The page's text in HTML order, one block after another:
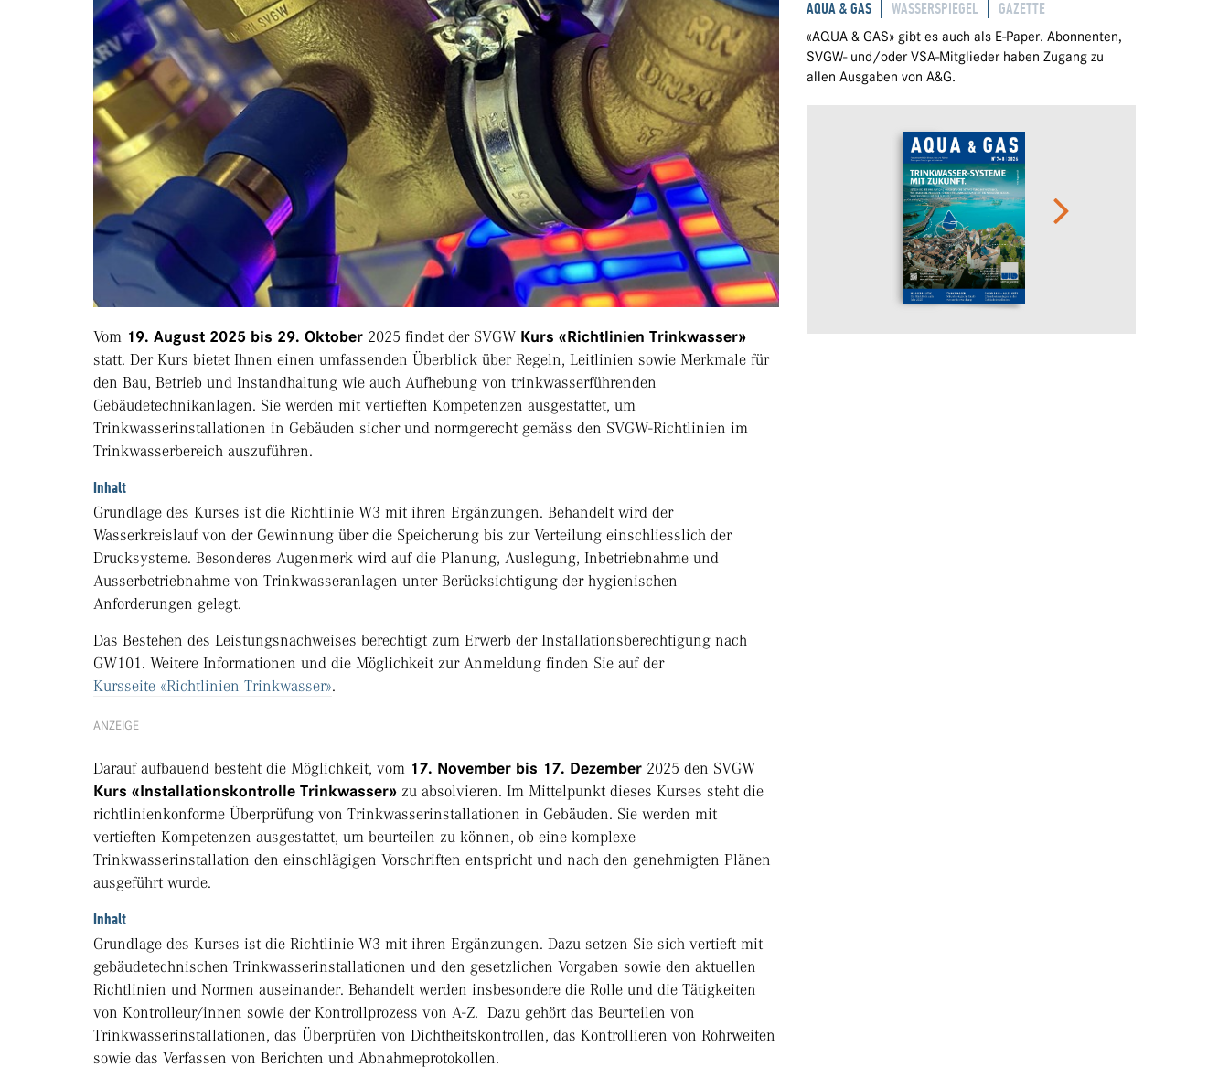
Vom 19. August 2025 bis 29. Oktober 2025 findet der SVGW Kurs «Richtlinien Trinkwasser»
statt. Der Kurs bietet Ihnen einen umfassenden Überblick über Regeln, Leitlinien sowie Merkmale für
den Bau, Betrieb und Instandhaltung wie auch Aufhebung von trinkwasserführenden
Gebäudetechnikanlagen. Sie werden mit vertieften Kompetenzen ausgestattet, um
Trinkwasserinstallationen in Gebäuden sicher und normgerecht gemäss den SVGW-Richtlinien im
Trinkwasserbereich auszuführen.
Inhalt
Grundlage des Kurses ist die Richtlinie W3 mit ihren Ergänzungen. Behandelt wird der
Wasserkreislauf von der Gewinnung über die Speicherung bis zur Verteilung einschliesslich der
Drucksysteme. Besonderes Augenmerk wird auf die Planung, Auslegung, Inbetriebnahme und
Ausserbetriebnahme von Trinkwasseranlagen unter Berücksichtigung der hygienischen
Anforderungen gelegt.
Das Bestehen des Leistungsnachweises berechtigt zum Erwerb der Installationsberechtigung nach
GW101. Weitere Informationen und die Möglichkeit zur Anmeldung finden Sie auf der
Kursseite «Richtlinien Trinkwasser».
ANZEIGE
Darauf aufbauend besteht die Möglichkeit, vom 17. November bis 17. Dezember 2025 den SVGW
Kurs «Installationskontrolle Trinkwasser» zu absolvieren. Im Mittelpunkt dieses Kurses steht die
richtlinienkonforme Überprüfung von Trinkwasserinstallationen in Gebäuden. Sie werden mit
vertieften Kompetenzen ausgestattet, um beurteilen zu können, ob eine komplexe
Trinkwasserinstallation den einschlägigen Vorschriften entspricht und nach den genehmigten Plänen
ausgeführt wurde.
Inhalt
Grundlage des Kurses ist die Richtlinie W3 mit ihren Ergänzungen. Dazu setzen Sie sich vertieft mit
gebäudetechnischen Trinkwasserinstallationen und den gesetzlichen Vorgaben sowie den aktuellen
Richtlinien und Normen auseinander. Behandelt werden insbesondere die Rolle und die Tätigkeiten
von Kontrolleur/innen sowie der Kontrollprozess von A-Z. Dazu gehört das Beurteilen von
Trinkwasserinstallationen, das Überprüfen von Dichtheitskontrollen, das Kontrollieren von Rohrweiten
sowie das Verfassen von Berichten und Abnahmeprotokollen.
AQUA & GAS WASSERSPIEGEL GAZETTE
«AQUA & GAS» gibt es auch als E-Paper. Abonnenten,
SVGW- und/oder VSA-Mitglieder haben Zugang zu
allen Ausgaben von A&G.